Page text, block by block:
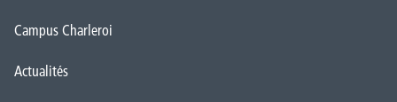
Campus Charleroi
Actualités